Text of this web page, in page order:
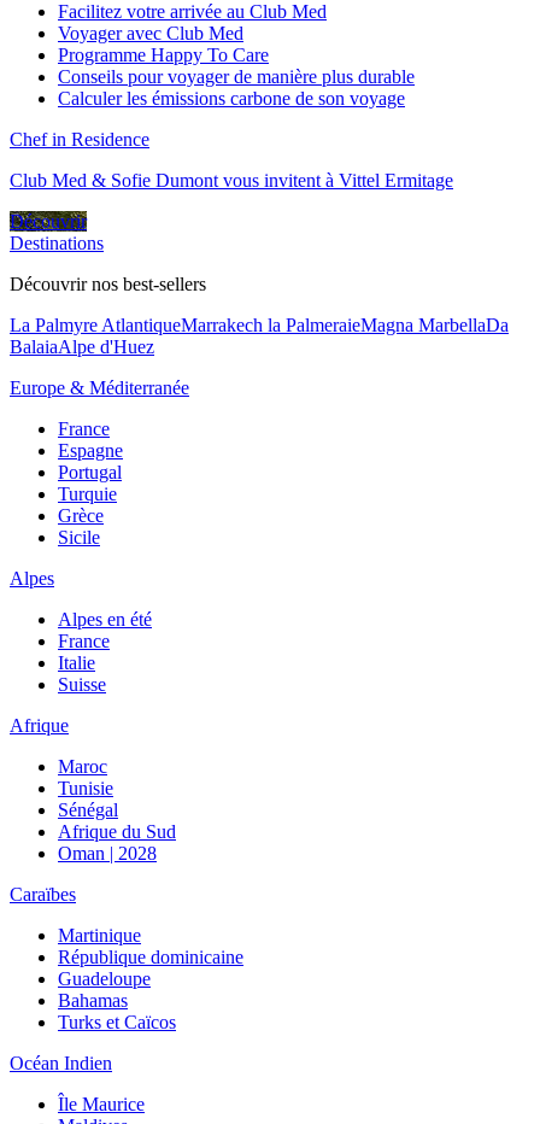
Facilitez votre arrivée au Club Med
Voyager avec Club Med
Programme Happy To Care
Conseils pour voyager de manière plus durable
Calculer les émissions carbone de son voyage
Chef in Residence
Club Med & Sofie Dumont vous invitent à Vittel Ermitage
Découvrir
Destinations
Découvrir nos best-sellers
La Palmyre AtlantiqueMarrakech la PalmeraieMagna MarbellaDa
BalaiaAlpe d'Huez
Europe & Méditerranée
France
Espagne
Portugal
Turquie
Grèce
Sicile
Alpes
Alpes en été
France
Italie
Suisse
Afrique
Maroc
Tunisie
Sénégal
Afrique du Sud
Oman | 2028
Caraïbes
Martinique
République dominicaine
Guadeloupe
Bahamas
Turks et Caïcos
Océan Indien
Île Maurice